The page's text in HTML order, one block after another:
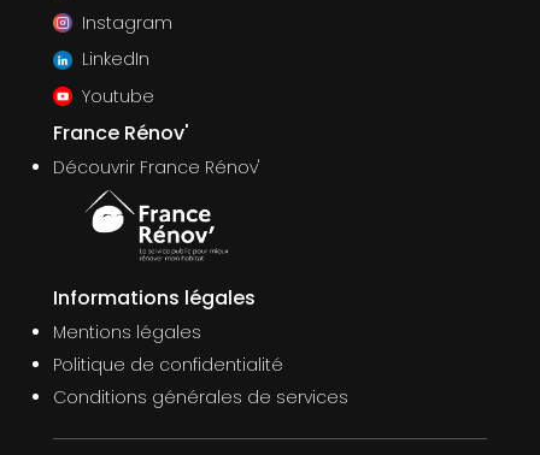
Instagram
LinkedIn
Youtube
France Rénov'
Découvrir France Rénov'
Informations légales
Mentions légales
Politique de confidentialité
Conditions générales de services